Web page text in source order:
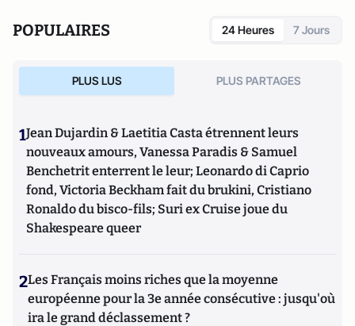
POPULAIRES 24 Heures 7 Jours
PLUS LUS PLUS PARTAGES
1Jean Dujardin & Laetitia Casta étrennent leurs
nouveaux amours, Vanessa Paradis & Samuel
Benchetrit enterrent le leur; Leonardo di Caprio
fond, Victoria Beckham fait du brukini, Cristiano
Ronaldo du bisco-fils; Suri ex Cruise joue du
Shakespeare queer
2Les Français moins riches que la moyenne
européenne pour la 3e année consécutive : jusqu'où
ira le grand déclassement ?